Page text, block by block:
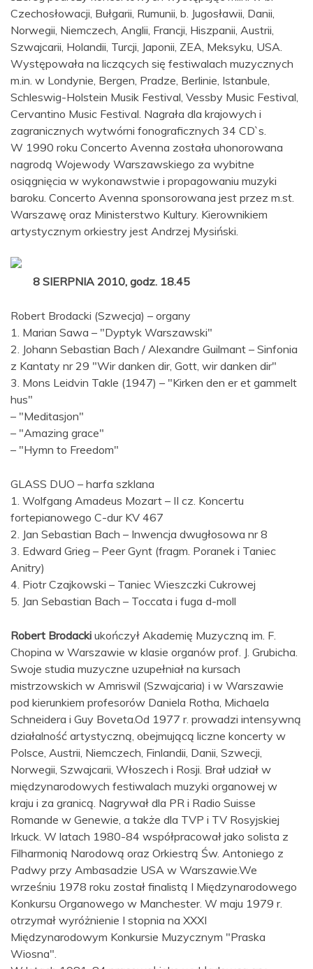
Czechosłowacji, Bułgarii, Rumunii, b. Jugosławii, Danii,
Norwegii, Niemczech, Anglii, Francji, Hiszpanii, Austrii,
Szwajcarii, Holandii, Turcji, Japonii, ZEA, Meksyku, USA.
Występowała na liczących się festiwalach muzycznych
m.in. w Londynie, Bergen, Pradze, Berlinie, Istanbule,
Schleswig-Holstein Musik Festival, Vessby Music Festival,
Cervantino Music Festival. Nagrała dla krajowych i
zagranicznych wytwórni fonograficznych 34 CD`s.
W 1990 roku Concerto Avenna została uhonorowana
nagrodą Wojewody Warszawskiego za wybitne
osiągnięcia w wykonawstwie i propagowaniu muzyki
baroku. Concerto Avenna sponsorowana jest przez m.st.
Warszawę oraz Ministerstwo Kultury. Kierownikiem
artystycznym orkiestry jest Andrzej Mysiński.
8 SIERPNIA 2010, godz. 18.45
Robert Brodacki (Szwecja) – organy
1. Marian Sawa – "Dyptyk Warszawski"
2. Johann Sebastian Bach / Alexandre Guilmant – Sinfonia
z Kantaty nr 29 "Wir danken dir, Gott, wir danken dir"
3. Mons Leidvin Takle (1947) – "Kirken den er et gammelt
hus"
– "Meditasjon"
– "Amazing grace"
– "Hymn to Freedom"
GLASS DUO – harfa szklana
1. Wolfgang Amadeus Mozart – II cz. Koncertu
fortepianowego C-dur KV 467
2. Jan Sebastian Bach – Inwencja dwugłosowa nr 8
3. Edward Grieg – Peer Gynt (fragm. Poranek i Taniec
Anitry)
4. Piotr Czajkowski – Taniec Wieszczki Cukrowej
5. Jan Sebastian Bach – Toccata i fuga d-moll
Robert Brodacki ukończył Akademię Muzyczną im. F.
Chopina w Warszawie w klasie organów prof. J. Grubicha.
Swoje studia muzyczne uzupełniał na kursach
mistrzowskich w Amriswil (Szwajcaria) i w Warszawie
pod kierunkiem profesorów Daniela Rotha, Michaela
Schneidera i Guy Boveta.Od 1977 r. prowadzi intensywną
działalność artystyczną, obejmującą liczne koncerty w
Polsce, Austrii, Niemczech, Finlandii, Danii, Szwecji,
Norwegii, Szwajcarii, Włoszech i Rosji. Brał udział w
międzynarodowych festiwalach muzyki organowej w
kraju i za granicą. Nagrywał dla PR i Radio Suisse
Romande w Genewie, a także dla TVP i TV Rosyjskiej
Irkuck. W latach 1980-84 współpracował jako solista z
Filharmonią Narodową oraz Orkiestrą Św. Antoniego z
Padwy przy Ambasadzie USA w Warszawie.We
wrześniu 1978 roku został finalistą I Międzynarodowego
Konkursu Organowego w Manchester. W maju 1979 r.
otrzymał wyróżnienie I stopnia na XXXI
Międzynarodowym Konkursie Muzycznym "Praska
Wiosna".